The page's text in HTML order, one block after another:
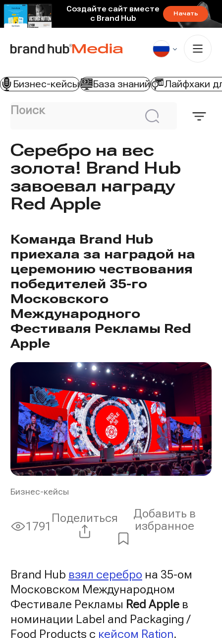
Создайте сайт вместе
с Brand Hub
Начать
Поиск
Искать
Бизнес-кейсы База знаний Лайфхаки
Серебро на вес
золота! Brand Hub
завоевал награду
Red Apple
Команда Brand Hub
приехала за наградой на
церемонию чествования
победителей 35-го
Московского
Международного
Фестиваля Рекламы Red
Apple
Бизнес-кейсы
Просмотры:
1791
Поделиться
Добавить в
избранное
Brand Hub взял серебро на 35-ом
Московском Международном
Фестивале Рекламы Red Apple в
номинации Label and Packaging /
Food Products с кейсом Ration.